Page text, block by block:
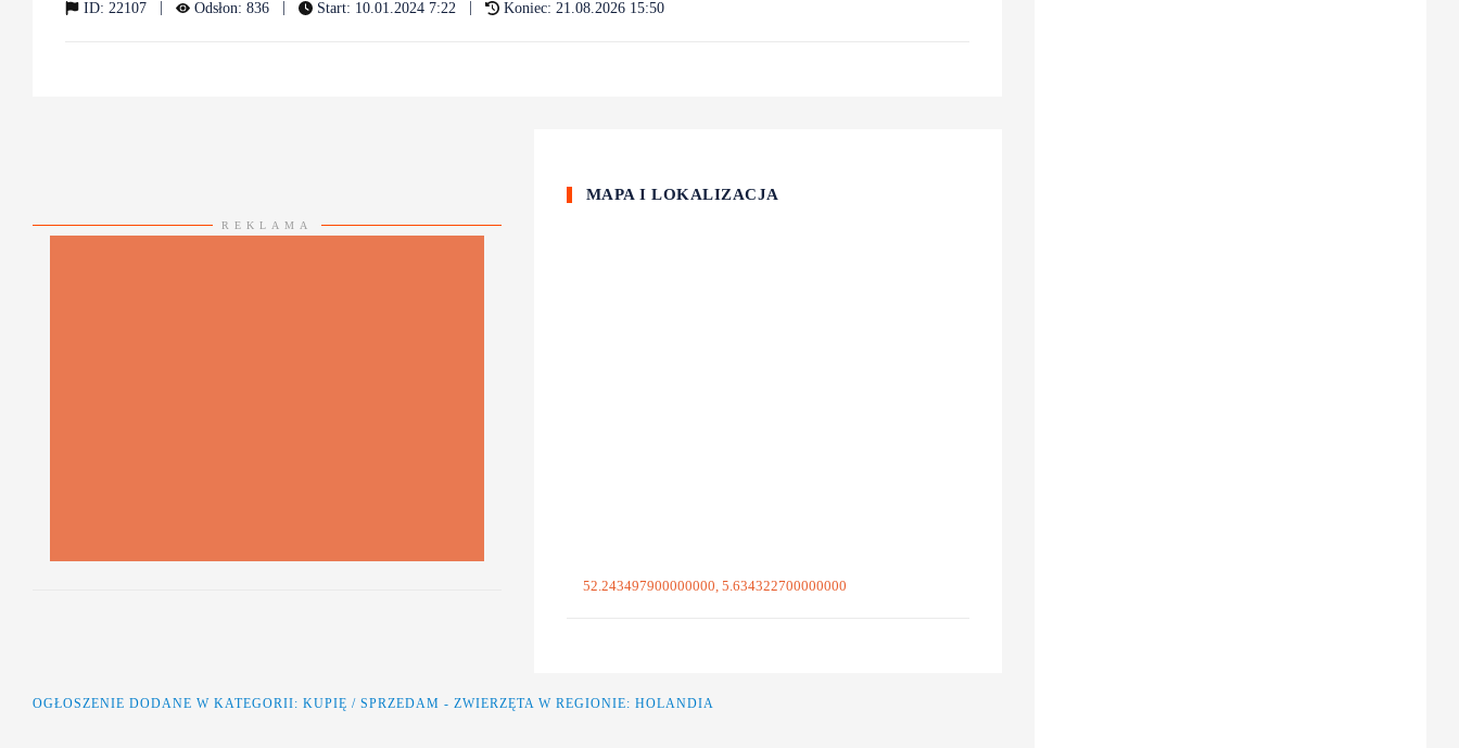
ID: 22107 Odsłon: 836 Start: 10.01.2024 7:22 Koniec: 21.08.2026 15:50
REKLAMA
MAPA I LOKALIZACJA
52.243497900000000, 5.634322700000000
OGŁOSZENIE DODANE W KATEGORII: KUPIĘ / SPRZEDAM - ZWIERZĘTA W REGIONIE: HOLANDIA